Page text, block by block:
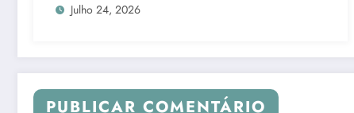
Julho 24, 2026
PUBLICAR COMENTÁRIO